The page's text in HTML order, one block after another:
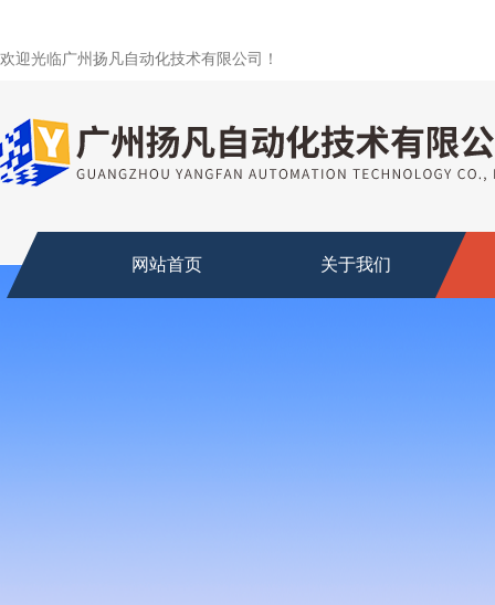
欢迎光临广州扬凡自动化技术有限公司！
网站首页 关于我们